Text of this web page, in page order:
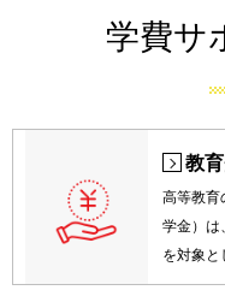
学費サ
教
高等教育
学金）は
を対象と